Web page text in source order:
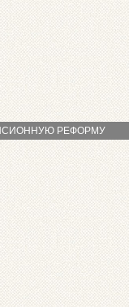
РЕФОРМУ